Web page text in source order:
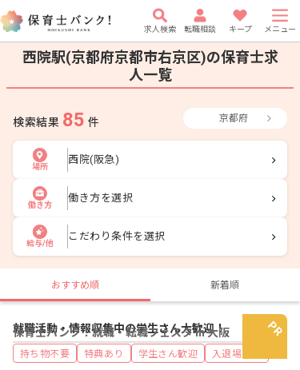
求人検索 転職相談 キープ メニュー
西院駅(京都府京都市右京区)の保育士求
人一覧
検索結果 85 件 京都府
場所
西院(阪急)
働き方
働き方を選択
給与/他
こだわり条件を選択
おすすめ順 新着順
保育士バンク！就職・転職フェスタ in 大阪
就職活動・情報収集中の学生さん大歓迎！
持ち物不要 特典あり 学生さん歓迎 入退場自由